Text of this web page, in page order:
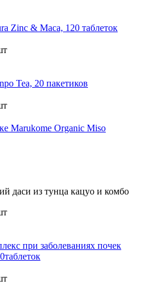
Zinc & Maca, 120 таблеток
Tea, 20 пакетиков
Marukome Organic Miso
даси из тунца кацуо и комбо
при заболеваниях почек